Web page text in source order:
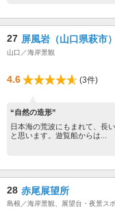
27 屏風岩（山口県萩市）
山口／海岸景観
4.6 (3件)
“自然の造形”
日本海の荒波にもまれて、長
と思います。遊覧船からは...
28 赤尾展望所
島根／海岸景観、展望台・夜景ス